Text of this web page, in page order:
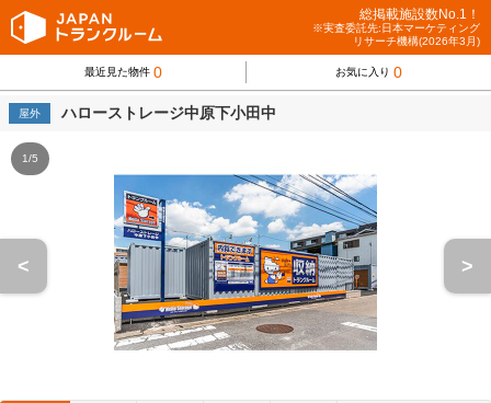
総掲載施設数No.1！
※実査委託先:日本マーケティング
リサーチ機構(2026年3月)
最近見た物件 0 お気に入り 0
屋外 ハローストレージ中原下小田中
1/5
< >